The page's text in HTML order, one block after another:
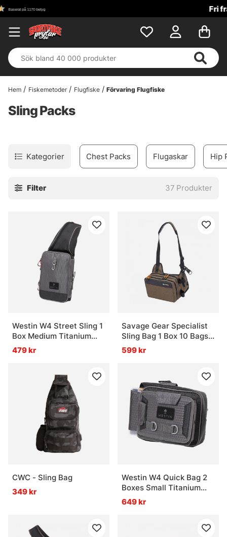
Hem Fiskemetoder Flugfiske Förvaring Flugfiske
Sling Packs
Kategorier Chest Packs Flugaskar Hip
Filter 37 Produkter
Westin W4 Street Sling 1
Box Medium Titanium
Black
479 kr
Savage Gear Specialist
Sling Bag 1 Box 10 Bags
20x31x15cm 8L
599 kr
CWC - Sling Bag
349 kr
Westin W4 Quick Bag 2
Boxes Small Titanium
Black
649 kr